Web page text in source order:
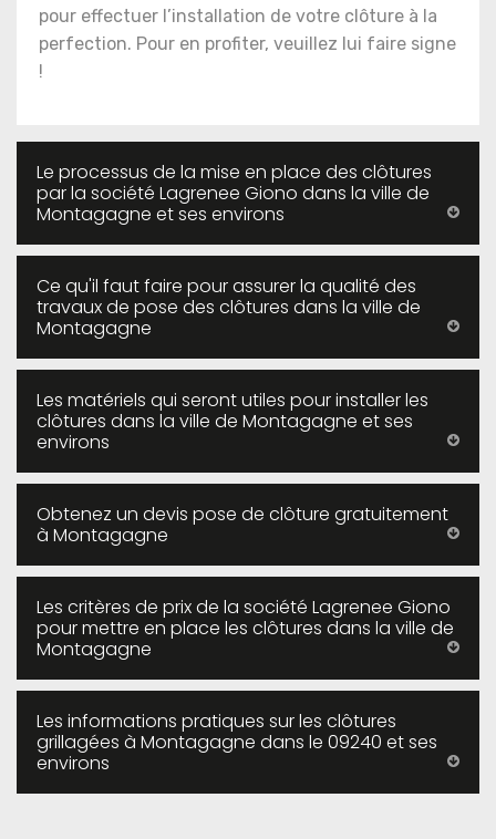
pour effectuer l’installation de votre clôture à la
perfection. Pour en profiter, veuillez lui faire signe
!
Le processus de la mise en place des clôtures
par la société Lagrenee Giono dans la ville de
Montagagne et ses environs
Ce qu'il faut faire pour assurer la qualité des
travaux de pose des clôtures dans la ville de
Montagagne
Les matériels qui seront utiles pour installer les
clôtures dans la ville de Montagagne et ses
environs
Obtenez un devis pose de clôture gratuitement
à Montagagne
Les critères de prix de la société Lagrenee Giono
pour mettre en place les clôtures dans la ville de
Montagagne
Les informations pratiques sur les clôtures
grillagées à Montagagne dans le 09240 et ses
environs